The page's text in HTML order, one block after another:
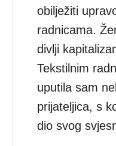
obilježiti
radnicama.
divlji
Tekstilnim
uputila sam
prijateljica, s
dio svog